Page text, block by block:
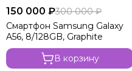
150 000 ₽300 000 ₽
Смартфон Samsung Galaxy
A56, 8/128GB, Graphite
В корзину